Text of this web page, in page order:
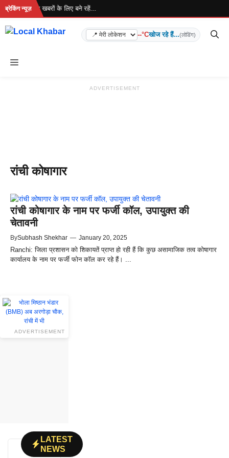
Skip
content
ब्रेकिंग न्यूज़
रहा है... ताज़ा खबरों के लिए बने रहें...
--°Cखोज रहे हैं...(लोडिंग)
Menu
ADVERTISEMENT
रांची कोषागार
रांची कोषागार के नाम पर फर्जी कॉल, उपायुक्त की
चेतावनी
BySubhash Shekhar — January 20, 2025
Ranchi: जिला प्रशासन को शिकायतें प्राप्त हो रही हैं कि कुछ असामाजिक तत्व कोषागार
कार्यालय के नाम पर फर्जी फोन कॉल कर रहे हैं। ...
ADVERTISEMENT
LATEST
NEWS